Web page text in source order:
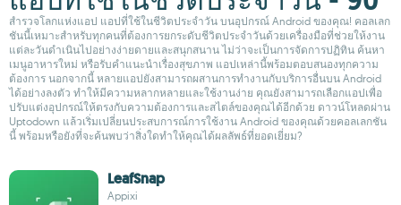
สำรวจโลกแห่งแอป แอปที่ใช้ในชีวิตประจำวัน บนอุปกรณ์ Android ของคุณ! คอลเลก
ชันนี้เหมาะสำหรับทุกคนที่ต้องการยกระดับชีวิตประจำวันด้วยเครื่องมือที่ช่วยให้งาน
แต่ละวันดำเนินไปอย่างง่ายดายและสนุกสนาน ไม่ว่าจะเป็นการจัดการปฏิทิน ค้นหา
เมนูอาหารใหม่ หรือรับคำแนะนำเรื่องสุขภาพ แอปเหล่านี้พร้อมตอบสนองทุกความ
ต้องการ นอกจากนี้ หลายแอปยังสามารถผสานการทำงานกับบริการอื่นบน Android
ได้อย่างลงตัว ทำให้มีความหลากหลายและใช้งานง่าย คุณยังสามารถเลือกแอปเพื่อ
ปรับแต่งอุปกรณ์ให้ตรงกับความต้องการและสไตล์ของคุณได้อีกด้วย ดาวน์โหลดผ่าน
Uptodown แล้วเริ่มเปลี่ยนประสบการณ์การใช้งาน Android ของคุณด้วยคอลเลกชัน
นี้ พร้อมหรือยังที่จะค้นพบว่าสิ่งใดทำให้คุณได้ผลลัพธ์ที่ยอดเยี่ยม?
LeafSnap
Appixi